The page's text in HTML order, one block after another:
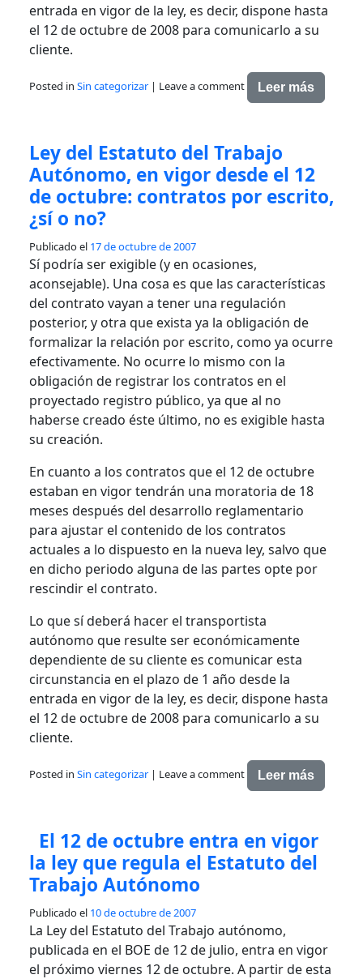
entrada en vigor de la ley, es decir, dispone hasta
el 12 de octubre de 2008 para comunicarlo a su
cliente.
Posted in Sin categorizar | Leave a comment Leer más
Ley del Estatuto del Trabajo
Autónomo, en vigor desde el 12
de octubre: contratos por escrito,
¿sí o no?
Publicado el 17 de octubre de 2007
Sí podría ser exigible (y en ocasiones,
aconsejable). Una cosa es que las características
del contrato vayan a tener una regulación
posterior, y otra que exista ya la obligación de
formalizar la relación por escrito, como ya ocurre
efectivamente. No ocurre lo mismo con la
obligación de registrar los contratos en el
proyectado registro público, ya que al no
haberse creado éste último, no es exigible hasta
su creación.
En cuanto a los contratos que el 12 de octubre
estaban en vigor tendrán una moratoria de 18
meses después del desarrollo reglamentario
para ajustar el contenido de los contratos
actuales a lo dispuesto en la nueva ley, salvo que
en dicho periodo alguna de las partes opte por
rescindir el contrato.
Lo que sí deberá hacer el transportista
autónomo que resulte ser económicamente
dependiente de su cliente es comunicar esta
circunstancia en el plazo de 1 año desde la
entrada en vigor de la ley, es decir, dispone hasta
el 12 de octubre de 2008 para comunicarlo a su
cliente.
Posted in Sin categorizar | Leave a comment Leer más
El 12 de octubre entra en vigor
la ley que regula el Estatuto del
Trabajo Autónomo
Publicado el 10 de octubre de 2007
La Ley del Estatuto del Trabajo autónomo,
publicada en el BOE de 12 de julio, entra en vigor
el próximo viernes 12 de octubre. A partir de esta